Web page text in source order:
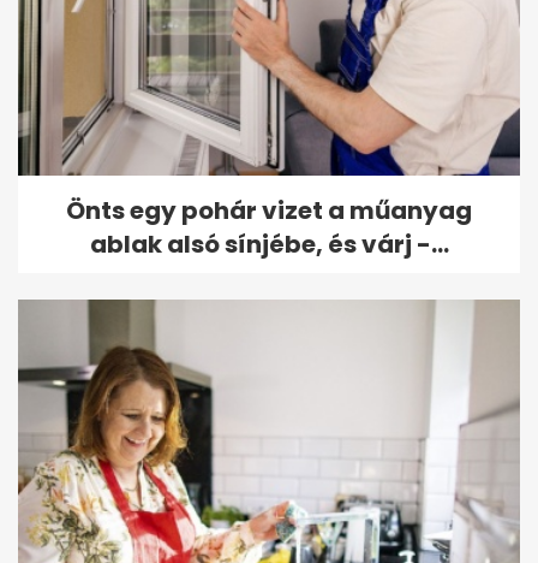
Önts egy pohár vizet a műanyag
ablak alsó sínjébe, és várj -...